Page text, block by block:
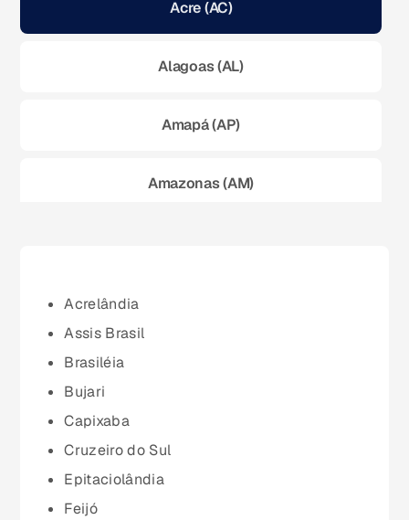
Acre (AC)
Alagoas (AL)
Amapá (AP)
Amazonas (AM)
Maranhão (MA)
Acrelândia
Assis Brasil
Brasiléia
Bujari
Capixaba
Cruzeiro do Sul
Epitaciolândia
Feijó